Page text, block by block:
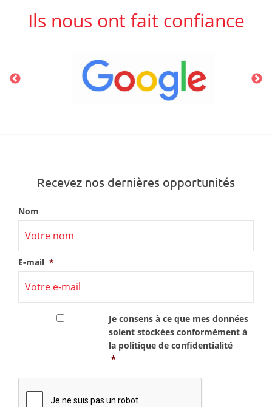
Ils nous ont fait confiance
Recevez nos dernières opportunités
Nom
E-mail *
Je consens à ce que mes données
soient stockées conformément à
la politique de confidentialité
*